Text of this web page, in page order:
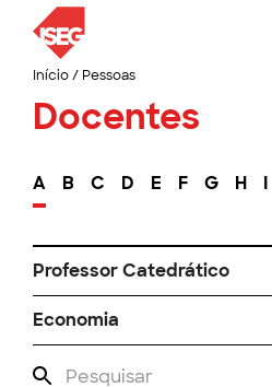
Início/ Pessoas
Docentes
A B C D E F G H I
Professor Catedrático
Economia